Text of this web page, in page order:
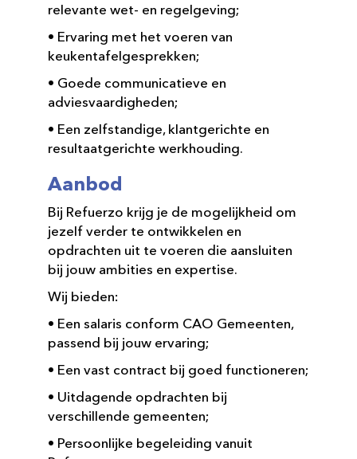
relevante wet- en regelgeving;
• Ervaring met het voeren van
keukentafelgesprekken;
• Goede communicatieve en
adviesvaardigheden;
• Een zelfstandige, klantgerichte en
resultaatgerichte werkhouding.
Aanbod
Bij Refuerzo krijg je de mogelijkheid om
jezelf verder te ontwikkelen en
opdrachten uit te voeren die aansluiten
bij jouw ambities en expertise.
Wij bieden:
• Een salaris conform CAO Gemeenten,
passend bij jouw ervaring;
• Een vast contract bij goed functioneren;
• Uitdagende opdrachten bij
verschillende gemeenten;
• Persoonlijke begeleiding vanuit